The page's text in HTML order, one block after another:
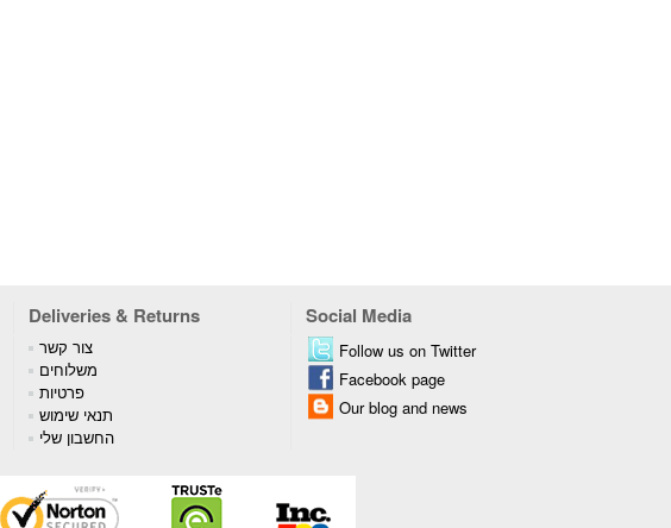
Deliveries & Returns Social Media
צור קשר
משלוחים
פרטיות
תנאי שימוש
החשבון שלי
Follow us on Twitter
Facebook page
Our blog and news